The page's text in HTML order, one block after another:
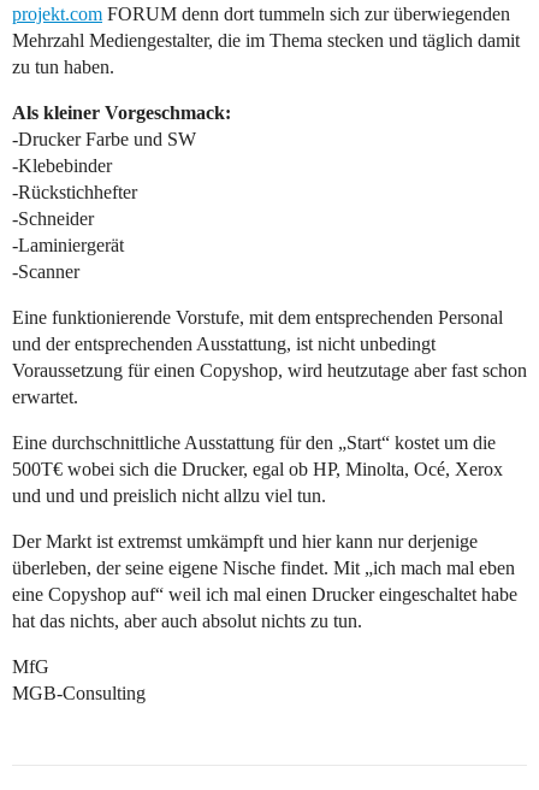
projekt.com FORUM denn dort tummeln sich zur überwiegenden
Mehrzahl Mediengestalter, die im Thema stecken und täglich damit
zu tun haben.
Als kleiner Vorgeschmack:
-Drucker Farbe und SW
-Klebebinder
-Rückstichhefter
-Schneider
-Laminiergerät
-Scanner
Eine funktionierende Vorstufe, mit dem entsprechenden Personal
und der entsprechenden Ausstattung, ist nicht unbedingt
Voraussetzung für einen Copyshop, wird heutzutage aber fast schon
erwartet.
Eine durchschnittliche Ausstattung für den „Start“ kostet um die
500T€ wobei sich die Drucker, egal ob HP, Minolta, Océ, Xerox
und und und preislich nicht allzu viel tun.
Der Markt ist extremst umkämpft und hier kann nur derjenige
überleben, der seine eigene Nische findet. Mit „ich mach mal eben
eine Copyshop auf“ weil ich mal einen Drucker eingeschaltet habe
hat das nichts, aber auch absolut nichts zu tun.
MfG
MGB-Consulting